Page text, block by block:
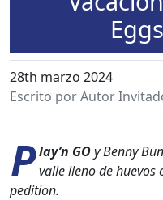
28th marzo 2024
Escrito por Autor
Play’n GOy Ben­ny
valle lleno de huevos
pedi­tion.